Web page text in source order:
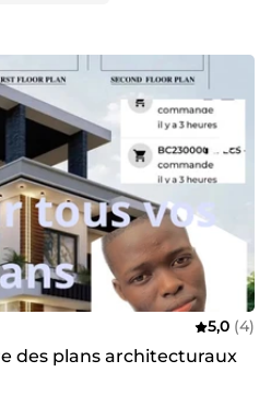
5,0 (4)
des plans architecturaux